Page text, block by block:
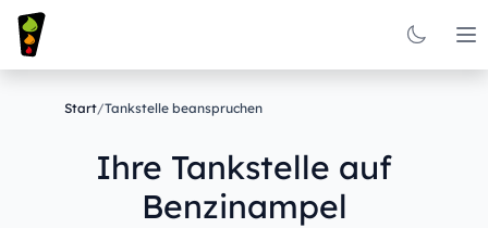
Start/Tankstelle beanspruchen
Ihre Tankstelle auf
Benzinampel